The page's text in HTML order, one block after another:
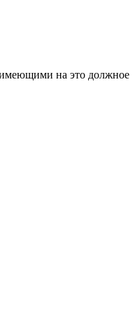
имеющими на это должное